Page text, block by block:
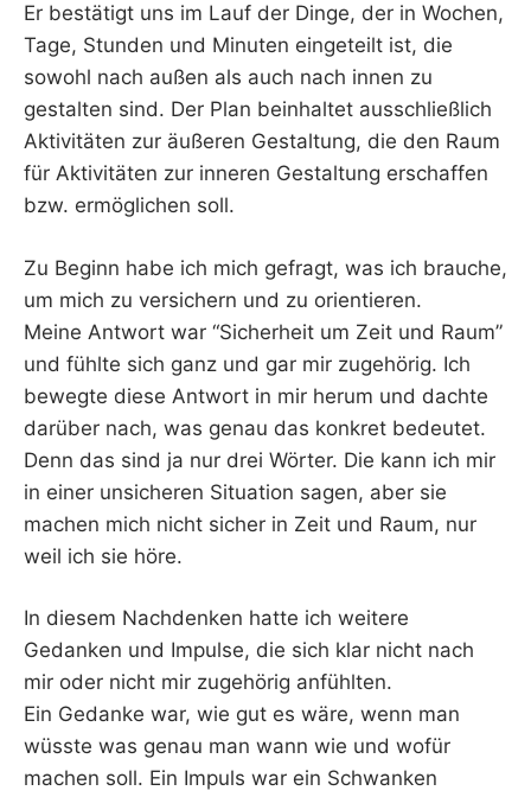
Er bestätigt uns im Lauf der Dinge, der in Wochen,
Tage, Stunden und Minuten eingeteilt ist, die
sowohl nach außen als auch nach innen zu
gestalten sind. Der Plan beinhaltet ausschließlich
Aktivitäten zur äußeren Gestaltung, die den Raum
für Aktivitäten zur inneren Gestaltung erschaffen
bzw. ermöglichen soll.
Zu Beginn habe ich mich gefragt, was ich brauche,
um mich zu versichern und zu orientieren.
Meine Antwort war “Sicherheit um Zeit und Raum”
und fühlte sich ganz und gar mir zugehörig. Ich
bewegte diese Antwort in mir herum und dachte
darüber nach, was genau das konkret bedeutet.
Denn das sind ja nur drei Wörter. Die kann ich mir
in einer unsicheren Situation sagen, aber sie
machen mich nicht sicher in Zeit und Raum, nur
weil ich sie höre.
In diesem Nachdenken hatte ich weitere
Gedanken und Impulse, die sich klar nicht nach
mir oder nicht mir zugehörig anfühlten.
Ein Gedanke war, wie gut es wäre, wenn man
wüsste was genau man wann wie und wofür
machen soll. Ein Impuls war ein Schwanken